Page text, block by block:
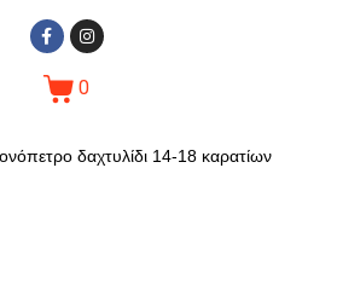
0
δαχτυλίδι 14-18 καρατίων